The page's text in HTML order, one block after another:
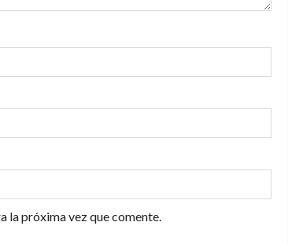
la próxima vez que comente.